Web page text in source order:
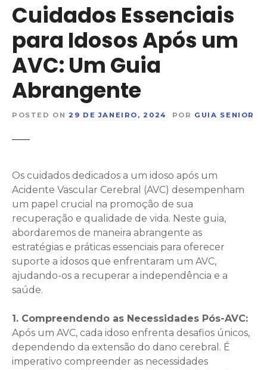
Cuidados Essenciais
para Idosos Após um
AVC: Um Guia
Abrangente
POSTED ON 29 DE JANEIRO, 2024 POR GUIA SENIOR
Os cuidados dedicados a um idoso após um
Acidente Vascular Cerebral (AVC) desempenham
um papel crucial na promoção de sua
recuperação e qualidade de vida. Neste guia,
abordaremos de maneira abrangente as
estratégias e práticas essenciais para oferecer
suporte a idosos que enfrentaram um AVC,
ajudando-os a recuperar a independência e a
saúde.
1. Compreendendo as Necessidades Pós-AVC:
Após um AVC, cada idoso enfrenta desafios únicos,
dependendo da extensão do dano cerebral. É
imperativo compreender as necessidades